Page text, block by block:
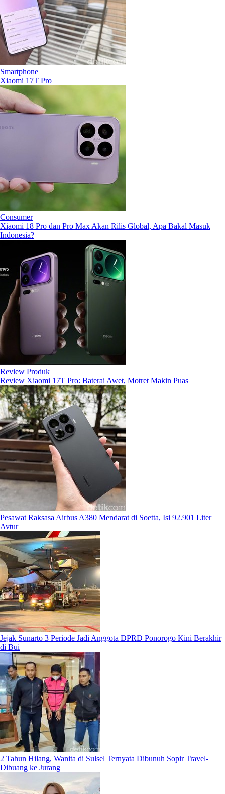
Smartphone
Xiaomi 17T Pro
Consumer
Xiaomi 18 Pro dan Pro Max Akan Rilis Global, Apa Bakal Masuk
Indonesia?
Review Produk
Review Xiaomi 17T Pro: Baterai Awet, Motret Makin Puas
Pesawat Raksasa Airbus A380 Mendarat di Soetta, Isi 92.901 Liter
Avtur
Jejak Sunarto 3 Periode Jadi Anggota DPRD Ponorogo Kini Berakhir
di Bui
2 Tahun Hilang, Wanita di Sulsel Ternyata Dibunuh Sopir Travel-
Dibuang ke Jurang